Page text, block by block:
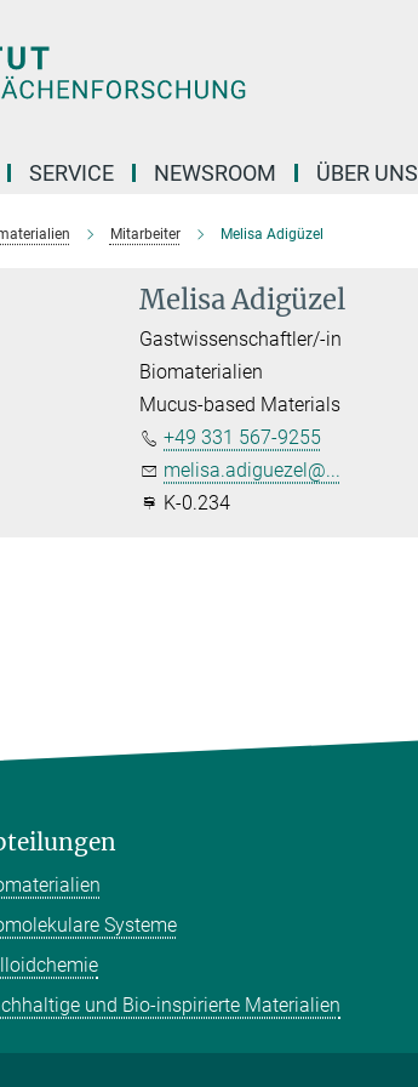
SERVICE NEWSROOM ÜBER UNS
Mitarbeiter Melisa Adigüzel
Melisa Adigüzel
Gastwissenschaftler/-in
Biomaterialien
Mucus-based Materials
+49 331 567-9255
melisa.adiguezel@...
K-0.234
Systeme
und Bio-inspirierte Materialien